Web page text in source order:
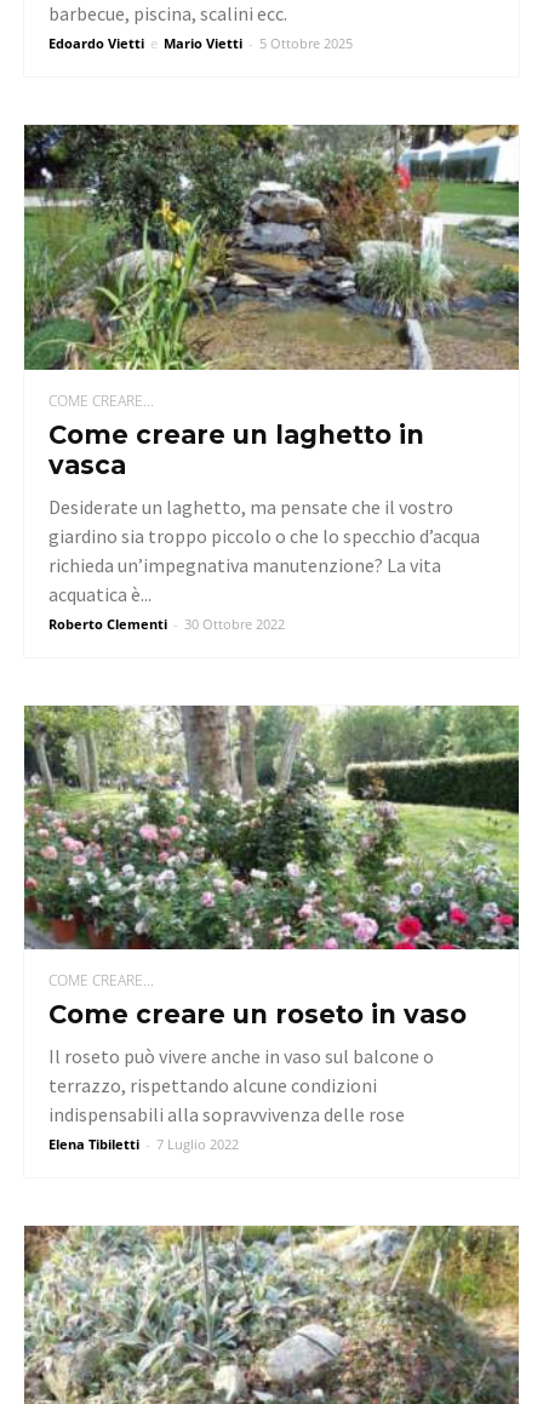
Edoardo Vietti e Mario Vietti - 5 Ottobre 2025
barbecue, piscina, scalini ecc.
COME CREARE...
Come creare un laghetto in
vasca
Roberto Clementi - 30 Ottobre 2022
Desiderate un laghetto, ma pensate che il vostro
giardino sia troppo piccolo o che lo specchio d’acqua
richieda un’impegnativa manutenzione? La vita
acquatica è...
COME CREARE...
Come creare un roseto in vaso
Elena Tibiletti - 7 Luglio 2022
Il roseto può vivere anche in vaso sul balcone o
terrazzo, rispettando alcune condizioni
indispensabili alla sopravvivenza delle rose